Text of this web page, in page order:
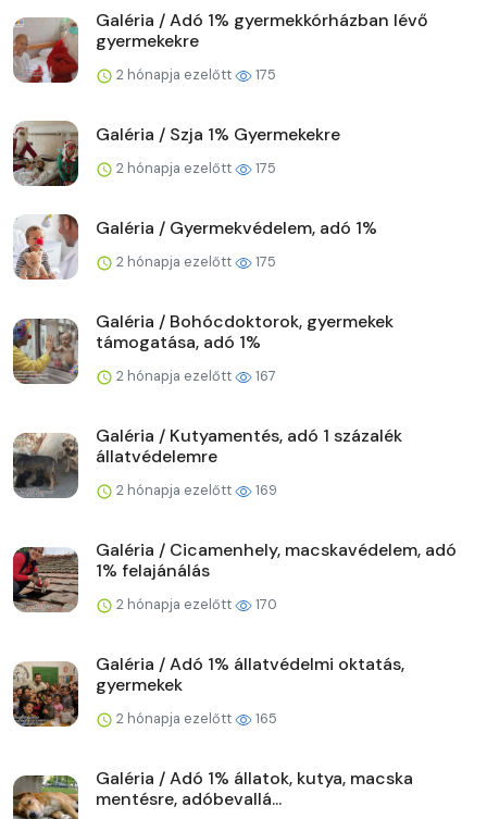
Galéria / Adó 1% gyermekkórházban lévő
gyermekekre
2 hónapja ezelőtt 175
Galéria / Szja 1% Gyermekekre
2 hónapja ezelőtt 175
Galéria / Gyermekvédelem, adó 1%
2 hónapja ezelőtt 175
Galéria / Bohócdoktorok, gyermekek
támogatása, adó 1%
2 hónapja ezelőtt 167
Galéria / Kutyamentés, adó 1 százalék
állatvédelemre
2 hónapja ezelőtt 169
Galéria / Cicamenhely, macskavédelem, adó
1% felajánálás
2 hónapja ezelőtt 170
Galéria / Adó 1% állatvédelmi oktatás,
gyermekek
2 hónapja ezelőtt 165
Galéria / Adó 1% állatok, kutya, macska
mentésre, adóbevallá...